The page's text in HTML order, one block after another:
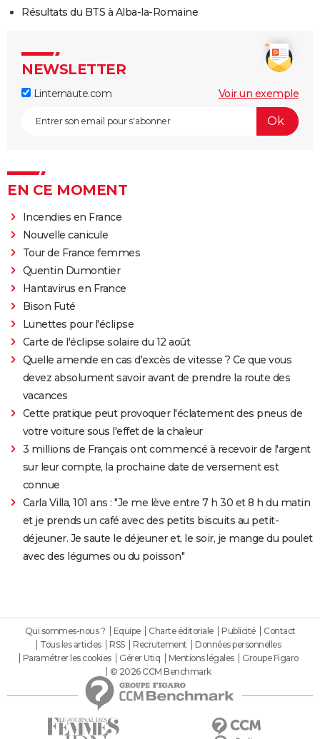
Résultats du BTS à Alba-la-Romaine
NEWSLETTER
Linternaute.com Voir un exemple
EN CE MOMENT
Incendies en France
Nouvelle canicule
Tour de France femmes
Quentin Dumontier
Hantavirus en France
Bison Futé
Lunettes pour l'éclipse
Carte de l'éclipse solaire du 12 août
Quelle amende en cas d'excès de vitesse ? Ce que vous
devez absolument savoir avant de prendre la route des
vacances
Cette pratique peut provoquer l'éclatement des pneus de
votre voiture sous l'effet de la chaleur
3 millions de Français ont commencé à recevoir de l'argent
sur leur compte, la prochaine date de versement est
connue
Carla Villa, 101 ans : "Je me lève entre 7 h 30 et 8 h du matin
et je prends un café avec des petits biscuits au petit-
déjeuner. Je saute le déjeuner et, le soir, je mange du poulet
avec des légumes ou du poisson"
Qui sommes-nous ? Equipe Charte éditoriale Publicité
Contact
Tous les articles
RSS Recrutement
Données personnelles
Paramétrer les cookies
Gérer Utiq Mentions légales
Groupe Figaro
© 2026 CCM Benchmark